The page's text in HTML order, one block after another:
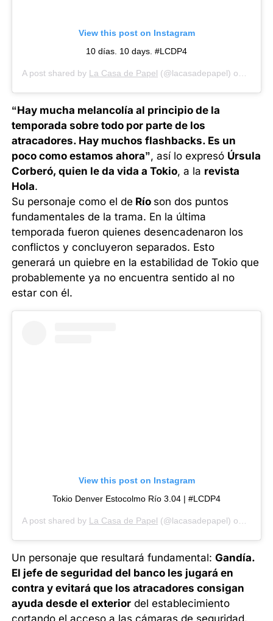
View this post on Instagram
10 días. 10 days. #LCDP4
A post shared by La Casa de Papel (@lacasadepapel) on
“Hay mucha melancolía al principio de la
temporada sobre todo por parte de los
atracadores. Hay muchos flashbacks. Es un
poco como estamos ahora”, así lo expresó Úrsula
Corberó, quien le da vida a Tokio, a la revista
Hola.
Su personaje como el de Río son dos puntos
fundamentales de la trama. En la última
temporada fueron quienes desencadenaron los
conflictos y concluyeron separados. Esto
generará un quiebre en la estabilidad de Tokio que
probablemente ya no encuentra sentido al no
estar con él.
View this post on Instagram
Tokio Denver Estocolmo Río 3.04 | #LCDP4
A post shared by La Casa de Papel (@lacasadepapel) on
Un personaje que resultará fundamental:Gandía.
El jefe de seguridad del banco les jugará en
contra y evitará que los atracadores consigan
ayuda desde el exterior del establecimiento
cortando el acceso a las cámaras de seguridad.